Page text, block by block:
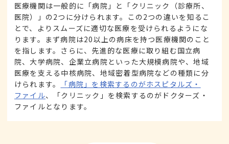
医療機関は一般的に「病院」と「クリニック（診療所、
医院）」の2つに分けられます。この2つの違いを知るこ
とで、よりスムーズに適切な医療を受けられるようにな
ります。まず病院は20以上の病床を持つ医療機関のこと
を指します。さらに、先進的な医療に取り組む国立病
院、大学病院、企業立病院といった大規模病院や、地域
医療を支える中核病院、地域密着型病院などの種類に分
けられます。
「病院」を検索するのがホスピタルズ・
ファイル、「クリニック」を検索するのがドクターズ・
ファイルとなります。